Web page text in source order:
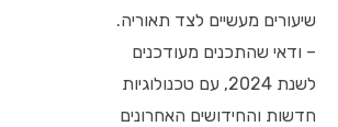
שיעורים מעשיים לצד תאוריה.
– ודאי שהתכנים מעודכנים
לשנת 2024, עם טכנולוגיות
חדשות והחידושים האחרונים